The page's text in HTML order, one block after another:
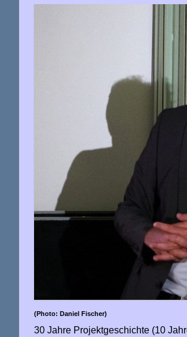
(Photo: Daniel Fischer)
30 Jahre Projektgeschichte (10